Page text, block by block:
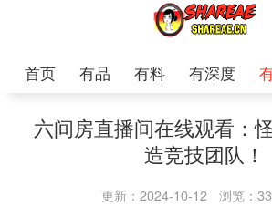
首页 有品 有料 有深度
六间房直播间在线观看：
造竞技团队！
更新：2024-10-12 浏览：